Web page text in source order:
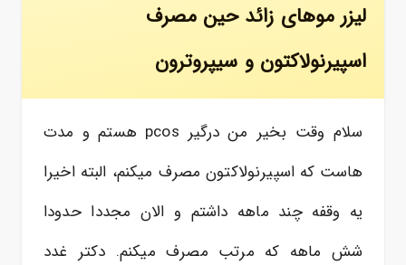
لیزر موهای زائد حین مصرف
اسپیرنولاکتون و سیپروترون
سلام وقت بخیر من درگیر pcos هستم و مدت
هاست که اسپیرنولاکتون مصرف میکنم، البته اخیرا
یه وقفه چند ماهه داشتم و الان مجددا حدودا
شش ماهه که مرتب مصرف میکنم. دکتر غدد